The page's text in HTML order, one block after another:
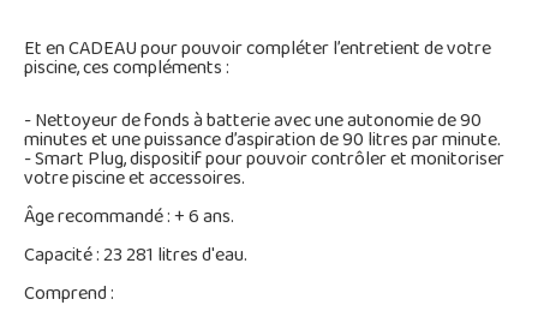
Et en CADEAU pour pouvoir compléter l’entretient de votre
piscine, ces compléments :
- Nettoyeur de fonds à batterie avec une autonomie de 90
minutes et une puissance d’aspiration de 90 litres par minute.
- Smart Plug, dispositif pour pouvoir contrôler et monitoriser
votre piscine et accessoires.
Âge recommandé : + 6 ans.
Capacité : 23 281 litres d'eau.
Comprend :